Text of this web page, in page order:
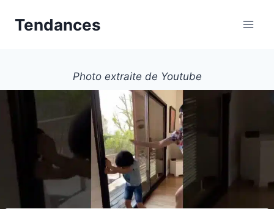
Tendances
Photo extraite de Youtube